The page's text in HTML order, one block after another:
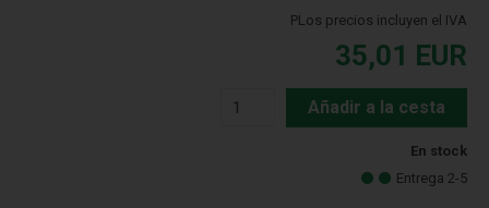
PLos precios incluyen el IVA
35,01 EUR
Añadir a la cesta
En stock
Entrega 2-5